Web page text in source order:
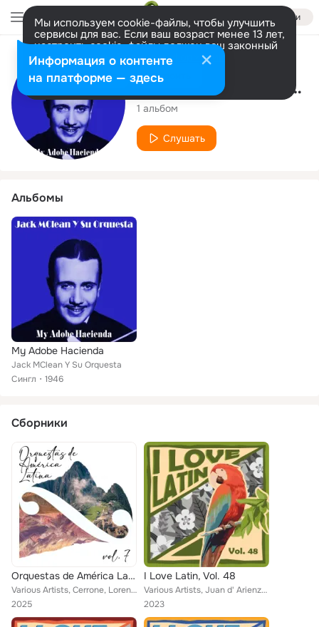
Войти
Мы используем cookie-файлы, чтобы улучшить
сервисы для вас. Если ваш возраст менее 13 лет,
настроить cookie-файлы должен ваш законный
представитель. Больше информации
Разрешить все Настроить
Исполнитель
Jack MClean Y Su Orquesta
1 альбом
Слушать
Альбомы
My Adobe Hacienda
Jack MClean Y Su Orquesta
Сингл
1946
Сборники
Orquestas de América Latina, Vol. 7
Various Artists, Cerrone, Lorenzo Gonzalez, Sophia Loren Frank DeVol & His Orchestra, Dmitri Timokin & His Orchestra, Wess Johns...
2025
I Love Latin, Vol. 48
Various Artists, Juan d' Arienzo, Carlos Monteiro De Souza, Ariel Ramírez, Bebu Silvetti, BARBARA Y DICK, Lorenzo Gonzalez, Band...
2023
Информация о контенте
на платформе — здесь